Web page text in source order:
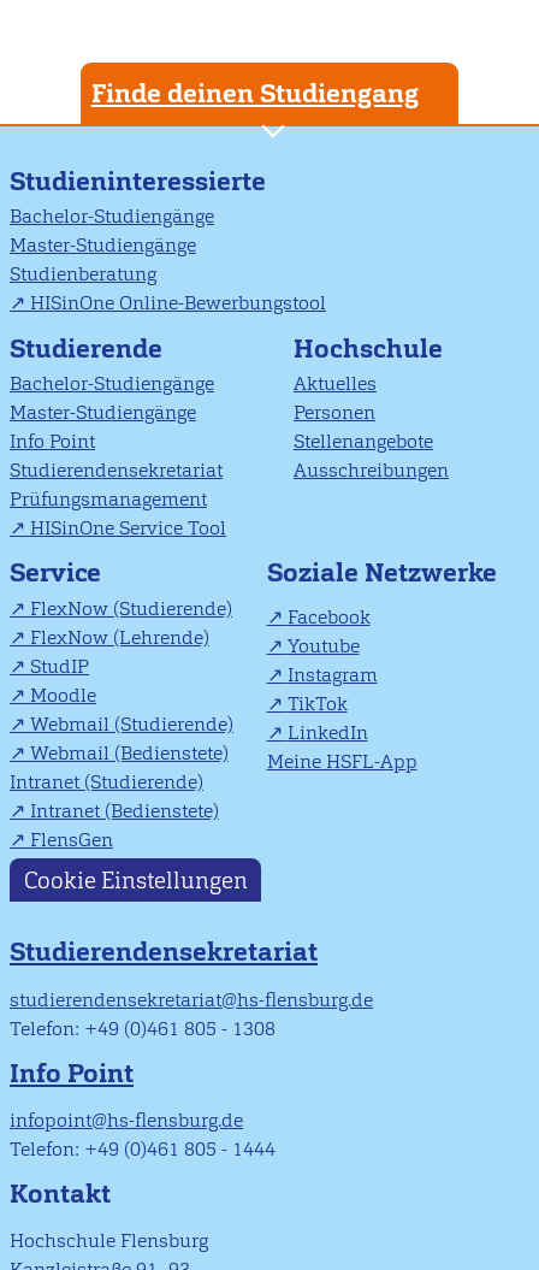
Finde deinen Studiengang
Studieninteressierte
Bachelor-Studiengänge
Master-Studiengänge
Studienberatung
HISinOne Online-Bewerbungstool
Studierende
Bachelor-Studiengänge
Master-Studiengänge
Info Point
Studierendensekretariat
Prüfungsmanagement
HISinOne Service Tool
Hochschule
Aktuelles
Personen
Stellenangebote
Ausschreibungen
Service
FlexNow (Studierende)
FlexNow (Lehrende)
StudIP
Moodle
Webmail (Studierende)
Webmail (Bedienstete)
Intranet (Studierende)
Intranet (Bedienstete)
FlensGen
Soziale Netzwerke
Facebook
Youtube
Instagram
TikTok
LinkedIn
Meine HSFL-App
Cookie Einstellungen
Studierendensekretariat
studierendensekretariat@hs-flensburg.de
Telefon: +49 (0)461 805 - 1308
Info Point
infopoint@hs-flensburg.de
Telefon: +49 (0)461 805 - 1444
Kontakt
Hochschule Flensburg